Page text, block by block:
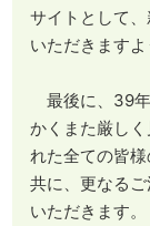
サイトとして
いただきますよ
最後に、39
かくまた厳し
れた全ての皆
共に、更なる
いただきます。